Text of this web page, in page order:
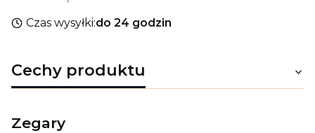
Czas wysyłki:do 24 godzin
Cechy produktu
Zegary